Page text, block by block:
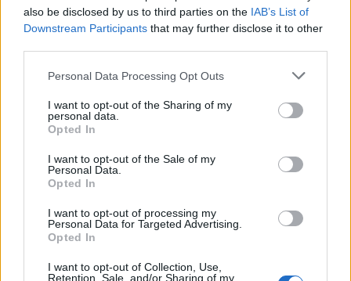
also be disclosed by us to third parties on the IAB’s List of
Downstream Participants that may further disclose it to other
Please note that this website/app uses one or more Google
not limited to your visit or usage behaviour. You may click to
grant or deny consent to Google and its third-party tags to
use your data for below specified purposes in below Google
consent section.
Personal Data Processing Opt Outs
I want to opt-out of the Sharing of my
personal data.
Opted In
I want to opt-out of the Sale of my
Personal Data.
Opted In
I want to opt-out of processing my
Personal Data for Targeted Advertising.
Opted In
I want to opt-out of Collection, Use,
Retention, Sale, and/or Sharing of my
1925
Yuk Yuk’s – l’émission télévisée pour CBC TV et Mondo
Taboo, deux émissions spéciales à la carte pour The Movie
Network et The Yuk Yuk’s Great Canadian Laugh Off
annuel Spécial TV pour The Comedy Network, qu’il anime
également. Il a été producteur exécutif de Friday Night
avec Ralph Benmergui pour CBC TV et de l’émission
spéciale 25e anniversaire de Yuk Yuk pour le Comedy
Network. Il a également été consultant en histoire pour les
deux premières saisons de Kenny vs Spenny pour CBC TV